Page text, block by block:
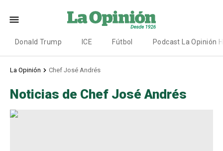
Donald Trump ICE Fútbol Podcast La Opinión
La Opinión Chef José Andrés
Noticias de Chef José Andrés